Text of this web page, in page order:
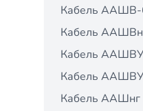
Кабель
Кабель
Кабель ААШВУ
Кабель
Кабель ААШнг